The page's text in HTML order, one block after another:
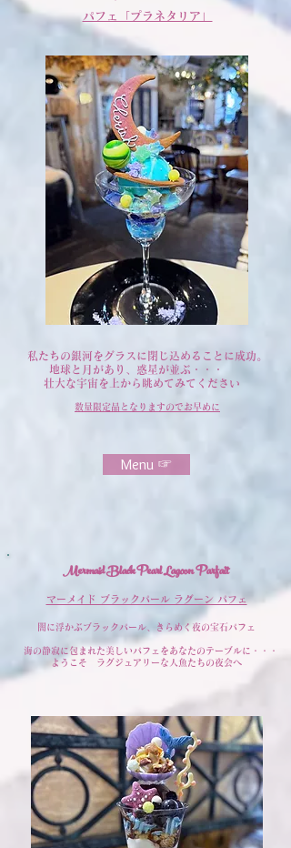
パフェ「プラネタリア」
私たちの銀河をグラスに閉じ込めることに成功。
地球と月があり、惑星が並ぶ・・・
壮大な宇宙を上から眺めてみてください
数量限定品となりますのでお早めに​
Menu ☞
Mermaid Black Pearl Lagoon Parfait
マーメイド ブラックパール ラグーン パフェ
闇に浮かぶブラックパール、きらめく夜の宝石パフェ
海の静寂に包まれた美しいパフェをあなたのテーブルに・・・
ようこそ ラグジュアリーな人魚たちの夜会へ